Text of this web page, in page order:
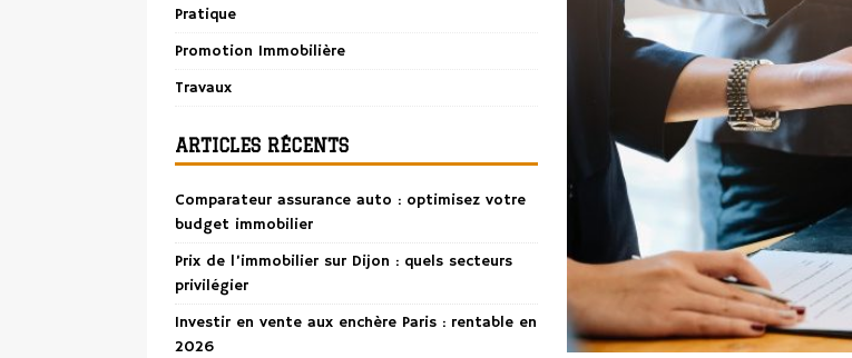
Pratique
Promotion Immobilière
Travaux
ARTICLES RÉCENTS
Comparateur assurance auto : optimisez votre
budget immobilier
Prix de l’immobilier sur Dijon : quels secteurs
privilégier
Investir en vente aux enchère Paris : rentable en
2026